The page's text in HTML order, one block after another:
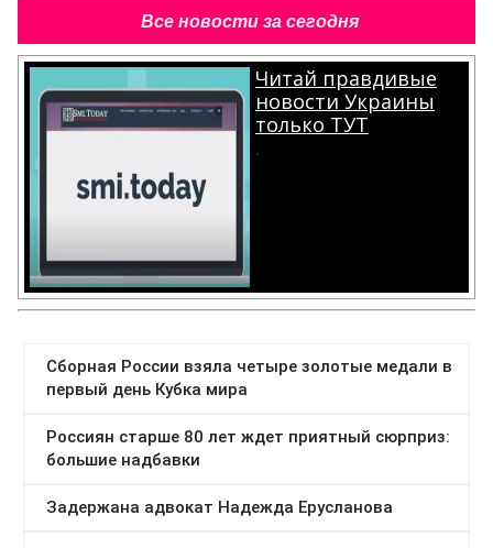
Все новости за сегодня
Читай правдивые
новости Украины
только ТУТ
.